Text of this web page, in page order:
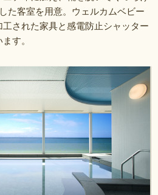
た客室を用意。ウェルカムベビー
された家具と感電防止シャッター
す。